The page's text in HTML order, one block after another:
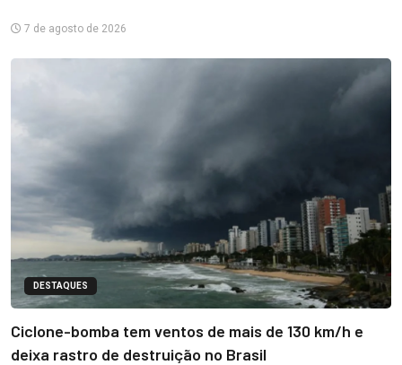
7 de agosto de 2026
DESTAQUES
Ciclone-bomba tem ventos de mais de 130 km/h e
deixa rastro de destruição no Brasil